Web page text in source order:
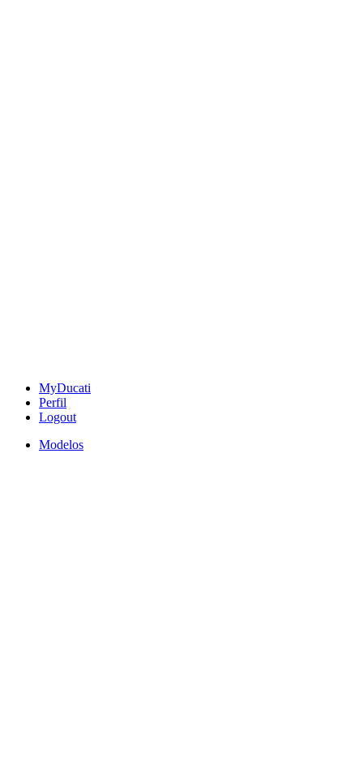
MyDucati
Perfil
Logout
Modelos